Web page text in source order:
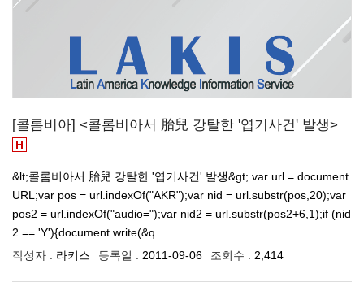
[콜롬비아] <콜롬비아서 胎兒 강탈한 '엽기사건' 발생>
&lt;콜롬비아서 胎兒 강탈한 '엽기사건' 발생&gt; var url = document.
URL;var pos = url.indexOf("AKR");var nid = url.substr(pos,20);var
pos2 = url.indexOf("audio=");var nid2 = url.substr(pos2+6,1);if (nid
2 == 'Y'){document.write(&q…
작성자 : 라키스 등록일 : 2011-09-06 조회수 : 2,414